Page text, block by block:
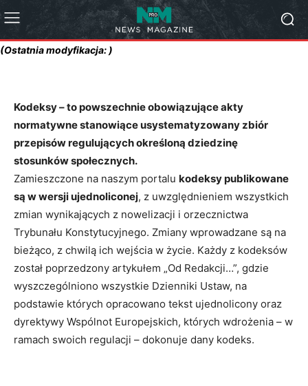
(Ostatnia modyfikacja: )
Kodeksy – to powszechnie obowiązujące akty
normatywne stanowiące usystematyzowany zbiór
przepisów regulujących określoną dziedzinę
stosunków społecznych.
Zamieszczone na naszym portalu kodeksy publikowane
są w wersji ujednoliconej, z uwzględnieniem wszystkich
zmian wynikających z nowelizacji i orzecznictwa
Trybunału Konstytucyjnego. Zmiany wprowadzane są na
bieżąco, z chwilą ich wejścia w życie. Każdy z kodeksów
został poprzedzony artykułem „Od Redakcji…”, gdzie
wyszczególniono wszystkie Dzienniki Ustaw, na
podstawie których opracowano tekst ujednolicony oraz
dyrektywy Wspólnot Europejskich, których wdrożenia – w
ramach swoich regulacji – dokonuje dany kodeks.